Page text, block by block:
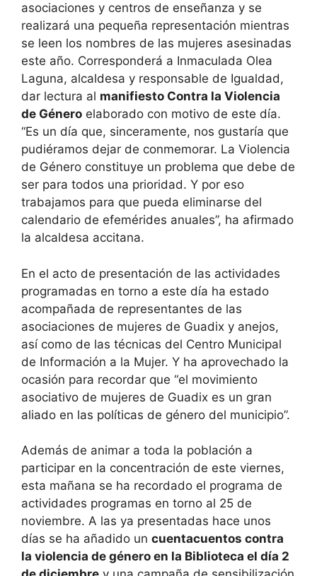
asociaciones y centros de enseñanza y se
realizará una pequeña representación mientras
se leen los nombres de las mujeres asesinadas
este año. Corresponderá a Inmaculada Olea
Laguna, alcaldesa y responsable de Igualdad,
dar lectura al manifiesto Contra la Violencia
de Género elaborado con motivo de este día.
“Es un día que, sinceramente, nos gustaría que
pudiéramos dejar de conmemorar. La Violencia
de Género constituye un problema que debe de
ser para todos una prioridad. Y por eso
trabajamos para que pueda eliminarse del
calendario de efemérides anuales”, ha afirmado
la alcaldesa accitana.
En el acto de presentación de las actividades
programadas en torno a este día ha estado
acompañada de representantes de las
asociaciones de mujeres de Guadix y anejos,
así como de las técnicas del Centro Municipal
de Información a la Mujer. Y ha aprovechado la
ocasión para recordar que “el movimiento
asociativo de mujeres de Guadix es un gran
aliado en las políticas de género del municipio”.
Además de animar a toda la población a
participar en la concentración de este viernes,
esta mañana se ha recordado el programa de
actividades programas en torno al 25 de
noviembre. A las ya presentadas hace unos
días se ha añadido un cuentacuentos contra
la violencia de género en la Biblioteca el día 2